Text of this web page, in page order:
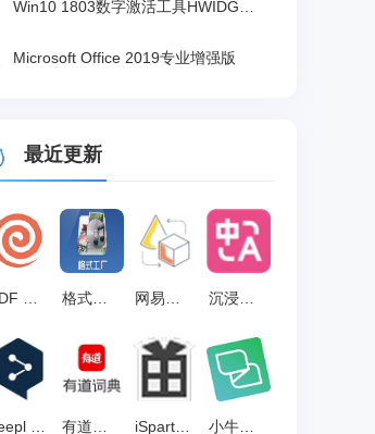
Microsoft Office 2019专业增强版
最近更新
格式工厂中文版 官方渠道版v5.22.0.0 沉浸式翻译 v1.14.8
小牛翻译Trados插件 官方版 v1.0